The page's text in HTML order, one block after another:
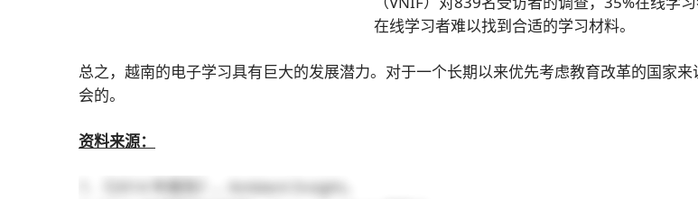
在线学习者难以找到合适的学习材料。
总之，越南的电子学习具有巨大的发展潜力。对于一个长期以来优先考虑教育改革的国家
会的。
资料来源：
《2014 年报告》，Ambient Insight。